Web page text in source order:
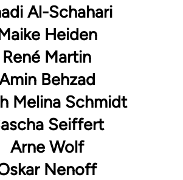
Al-Schahari
Heiden
René Martin
Behzad
Melina Schmidt
Seiffert
Arne Wolf
Nenoff